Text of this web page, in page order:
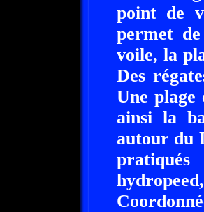
point de
permet
voile, la
Des
Une plage
ainsi la
autour du